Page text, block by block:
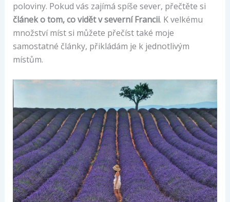
poloviny. Pokud vás zajímá spíše sever, přečtěte si
článek o tom, co vidět v severní Francii. K velkému
množství míst si můžete přečíst také moje
samostatné články, přikládám je k jednotlivým
místům.